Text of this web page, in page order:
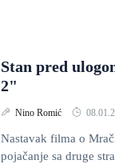
Stan pred
2"
Nino Romić
Nastavak filma o
pojačanje sa druge